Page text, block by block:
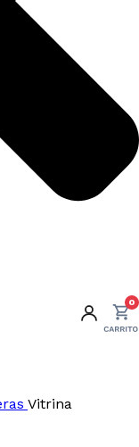
0
Vitrina